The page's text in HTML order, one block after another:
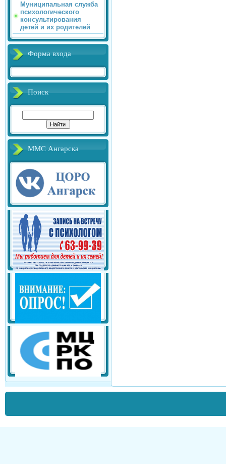
Муниципальная служба
психологического
консультирования
детей и их родителей
Форма входа
Поиск
ММС Ангарска